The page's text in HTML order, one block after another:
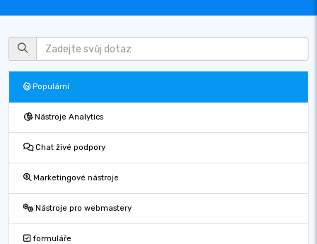
Populární
Nástroje Analytics
Chat živé podpory
Marketingové nástroje
Nástroje pro webmastery
formuláře